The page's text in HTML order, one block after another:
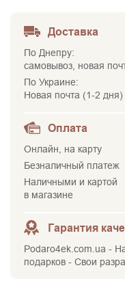
Доставка
По Днепру:
самовывоз, новая
По Украине:
Новая почта (1-2 дня)
Оплата
Онлайн, на карту
Безналичный платеж
Наличными и картой
в магазине
Гарантия
Podaro4ek.com.ua -
подарков - Свои